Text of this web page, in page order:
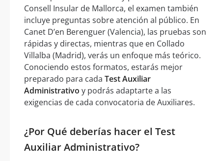
Consell Insular de Mallorca, el examen también
incluye preguntas sobre atención al público. En
Canet D’en Berenguer (Valencia), las pruebas son
rápidas y directas, mientras que en Collado
Villalba (Madrid), verás un enfoque más teórico.
Conociendo estos formatos, estarás mejor
preparado para cada Test Auxiliar
Administrativo y podrás adaptarte a las
exigencias de cada convocatoria de Auxiliares.
¿Por Qué deberías hacer el Test
Auxiliar Administrativo?